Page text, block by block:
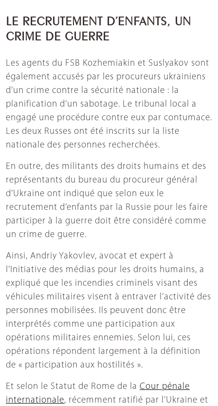
LE RECRUTEMENT D’ENFANTS, UN
CRIME DE GUERRE
Les agents du FSB Kozhemiakin et Suslyakov sont
également accusés par les procureurs ukrainiens
d’un crime contre la sécurité nationale : la
planification d’un sabotage. Le tribunal local a
engagé une procédure contre eux par contumace.
Les deux Russes ont été inscrits sur la liste
nationale des personnes recherchées.
En outre, des militants des droits humains et des
représentants du bureau du procureur général
d’Ukraine ont indiqué que selon eux le
recrutement d’enfants par la Russie pour les faire
participer à la guerre doit être considéré comme
un crime de guerre.
Ainsi, Andriy Yakovlev, avocat et expert à
l’Initiative des médias pour les droits humains, a
expliqué que les incendies criminels visant des
véhicules militaires visent à entraver l’activité des
personnes mobilisées. Ils peuvent donc être
interprétés comme une participation aux
opérations militaires ennemies. Selon lui, ces
opérations répondent largement à la définition
de « participation aux hostilités ».
Et selon le Statut de Rome de la Cour pénale
internationale, récemment ratifié par l’Ukraine et